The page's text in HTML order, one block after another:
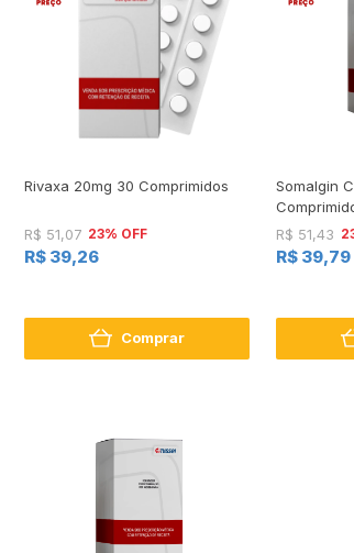
Rivaxa 20mg 30 Comprimidos
R$ 51,07 23% OFF
R$ 39,26
Comprar
Somalgin
R$ 51,43
R$ 39,79